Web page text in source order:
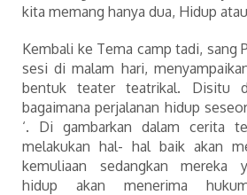
kita memang hanya dua, Hidup
Kembali ke Tema camp tadi, sang
sesi di malam hari,
bentuk teater teatrikal. Disitu
bagaimana perjalanan hidup
‘. Di gambarkan dalam cerita
melakukan hal- hal baik akan
kemuliaan sedangkan mereka
hidup akan menerima